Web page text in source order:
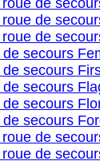
de
de
de
secours
secours
secours
secours
secours
de
de